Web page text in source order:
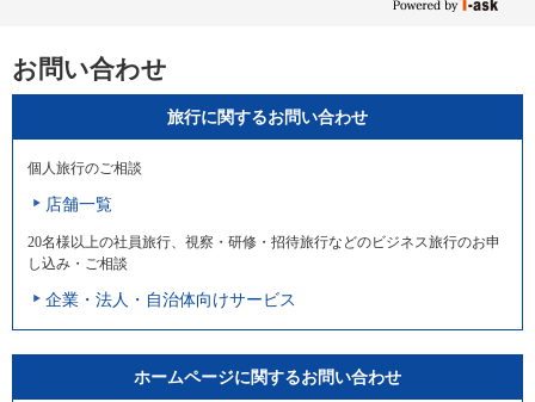
お問い合わせ
旅行に関するお問い合わせ
個人旅行のご相談
店舗一覧
20名様以上の社員旅行、視察・研修・招待旅行などのビジネス旅行のお申
し込み・ご相談
企業・法人・自治体向けサービス
ホームページに関するお問い合わせ